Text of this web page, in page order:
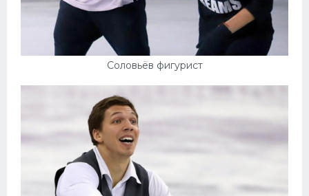
Соловьёв фигурист